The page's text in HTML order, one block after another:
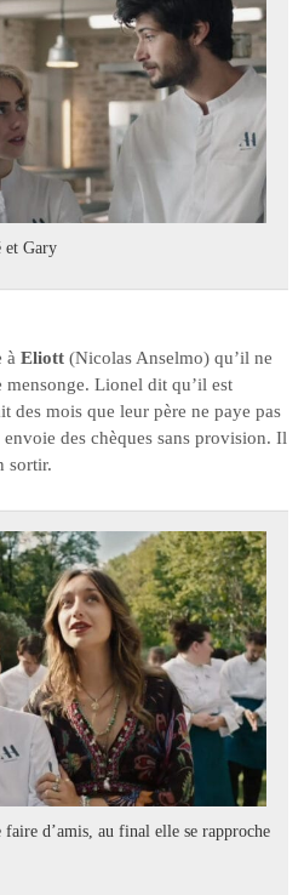
et Gary
àEliott (Nicolas Anselmo) qu’il ne
Lionel dit qu’il est
des mois que leur père ne paye pas
des chèques sans provision. Il
sortir.
faire d’amis, au final elle se rapproche